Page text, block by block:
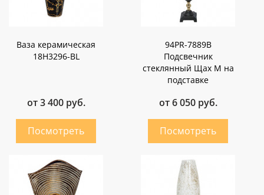
Ваза керамическая
18H3296-BL
от 3 400 руб.
94PR-7889B
Подсвечник
стеклянный Щах M на
подставке
от 6 050 руб.